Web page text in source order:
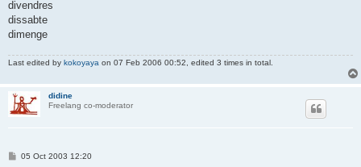
divendres
dissabte
dimenge
Last edited by kokoyaya on 07 Feb 2006 00:52, edited 3 times in total.
didine
Freelang co-moderator
P05 Oct 2003 12:20